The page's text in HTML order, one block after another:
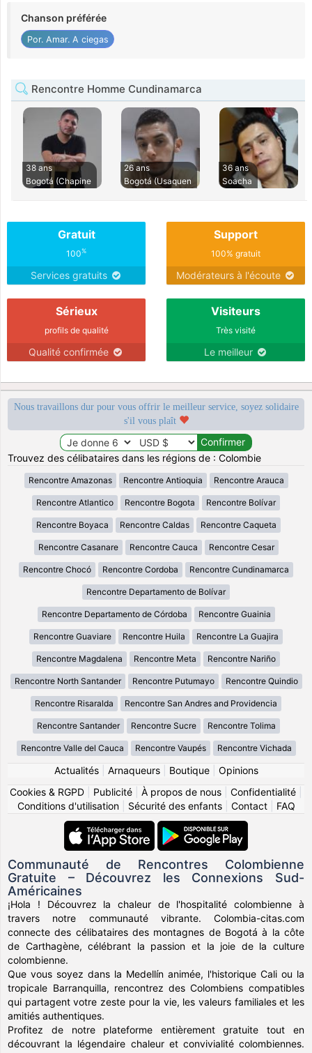
Chanson préférée
Por. Amar. A ciegas
Rencontre Homme Cundinamarca
38 ans
Bogotá (Chapine
26 ans
Bogotá (Usaquen
36 ans
Soacha
Gratuit
100%
Services gratuits
Support
100% gratuit
Modérateurs à l'écoute
Sérieux
profils de qualité
Qualité confirmée
Visiteurs
Très visité
Le meilleur
Nous travaillons dur pour vous offrir le meilleur service, soyez solidaire
s'il vous plaît
Trouvez des célibataires dans les régions de : Colombie
Rencontre Amazonas Rencontre Antioquia Rencontre Arauca
Rencontre Atlantico Rencontre Bogota Rencontre Bolívar
Rencontre Boyaca Rencontre Caldas Rencontre Caqueta
Rencontre Casanare Rencontre Cauca Rencontre Cesar
Rencontre Chocó Rencontre Cordoba Rencontre Cundinamarca
Rencontre Departamento de Bolívar
Rencontre Departamento de Córdoba Rencontre Guainia
Rencontre Guaviare Rencontre Huila Rencontre La Guajira
Rencontre Magdalena Rencontre Meta Rencontre Nariño
Rencontre North Santander Rencontre Putumayo Rencontre Quindio
Rencontre Risaralda Rencontre San Andres and Providencia
Rencontre Santander Rencontre Sucre Rencontre Tolima
Rencontre Valle del Cauca Rencontre Vaupés Rencontre Vichada
Actualités| Arnaqueurs| Boutique| Opinions
Cookies & RGPD
Publicité À propos de nous Confidentialité
Conditions d'utilisation| Sécurité des enfants| Contact| FAQ
Communauté de Rencontres Colombienne
Gratuite – Découvrez les Connexions Sud-
Américaines
¡Hola ! Découvrez la chaleur de l'hospitalité colombienne à
travers notre communauté vibrante. Colombia-citas.com
connecte des célibataires des montagnes de Bogotá à la côte
de Carthagène, célébrant la passion et la joie de la culture
colombienne.
Que vous soyez dans la Medellín animée, l'historique Cali ou la
tropicale Barranquilla, rencontrez des Colombiens compatibles
qui partagent votre zeste pour la vie, les valeurs familiales et les
amitiés authentiques.
Profitez de notre plateforme entièrement gratuite tout en
découvrant la légendaire chaleur et convivialité colombiennes.